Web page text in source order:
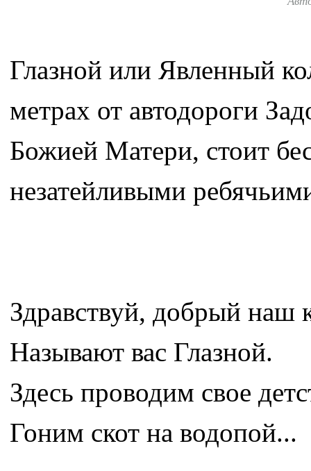
Глазной или Явленный
метрах от автодороги
Божией Матери, стоит
незатейливыми
Здравствуй, добрый наш
Называют вас Глазной.
Здесь проводим свое
Гоним скот на водопой...